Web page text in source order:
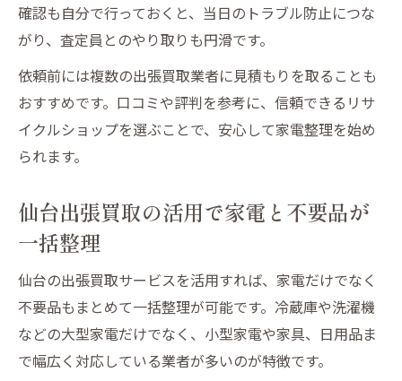
家電処分を仙台出張買取で簡単に済ませる
方法
仙台出張買取サービス活用で家電を賢く整
理
出張買取で家電処分時の失敗を防ぐポイン
確認も自分で行っておくと、当日のトラブル防止につな
がり、査定員とのやり取りも円滑です。
依頼前には複数の出張買取業者に見積もりを取ることも
おすすめです。口コミや評判を参考に、信頼できるリサ
イクルショップを選ぶことで、安心して家電整理を始め
られます。
仙台出張買取の活用で家電と不要品が
一括整理
仙台の出張買取サービスを活用すれば、家電だけでなく
不要品もまとめて一括整理が可能です。冷蔵庫や洗濯機
などの大型家電だけでなく、小型家電や家具、日用品ま
で幅広く対応している業者が多いのが特徴です。